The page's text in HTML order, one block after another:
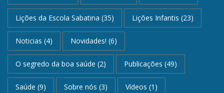
Lições da Escola Sabatina (35) Lições Infantis (23)
Noticias (4) Novidades! (6)
O segredo da boa saúde (2) Publicações (49)
Saúde (9) Sobre nós (3) Vídeos (1)